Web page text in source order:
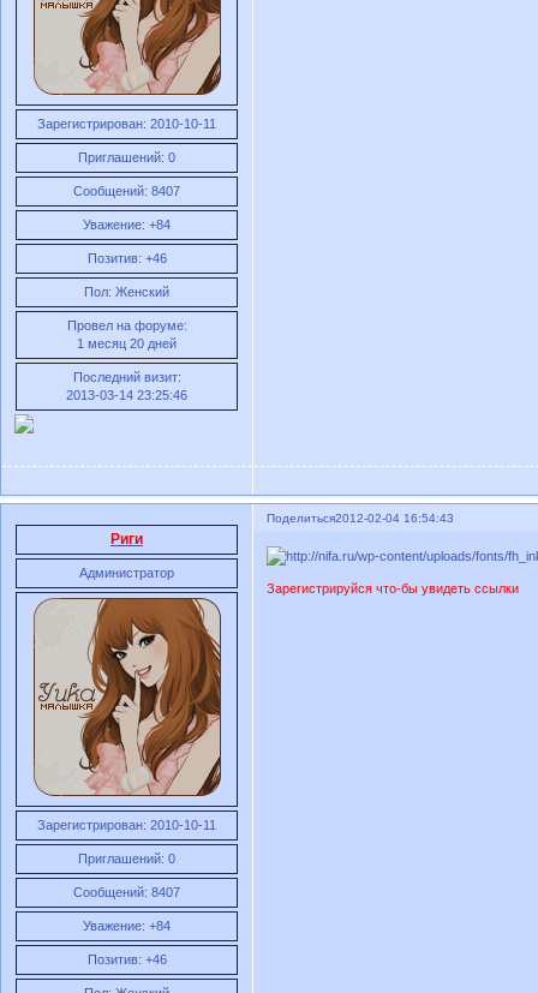
Зарегистрирован: 2010-10-11
Приглашений: 0
Сообщений: 8407
Уважение: +84
Позитив: +46
Пол: Женский
Провел на форуме:
1 месяц 20 дней
Последний визит:
2013-03-14 23:25:46
Поделиться2012-02-04 16:54:43
Риги
Администратор
Зарегистрирован: 2010-10-11
Приглашений: 0
Сообщений: 8407
Уважение: +84
Позитив: +46
Зарегистрируйся что-бы увидеть ссылки